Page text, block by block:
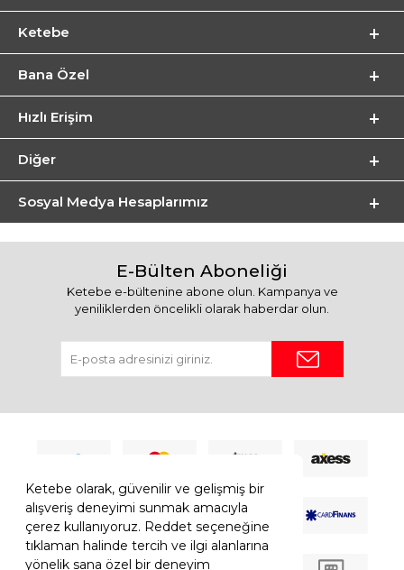
Ketebe olarak, güvenilir ve gelişmiş bir
alışveriş deneyimi sunmak amacıyla
çerez kullanıyoruz. Reddet seçeneğine
tıklaman halinde tercih ve ilgi alanlarına
yönelik sana özel bir deneyim
Ketebe
Bana Özel
Hızlı Erişim
Diğer
Sosyal Medya Hesaplarımız
E-Bülten Aboneliği
Ketebe e-bültenine abone olun. Kampanya ve
yeniliklerden öncelikli olarak haberdar olun.